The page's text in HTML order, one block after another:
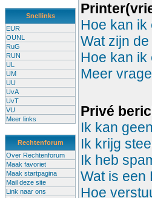
Snellinks
EUR
OUNL
RuG
RUN
UL
UM
UU
UvA
UvT
VU
Meer links
Rechtenforum
Over Rechtenforum
Maak favoriet
Maak startpagina
Mail deze site
Link naar ons
Hoe kan ik
Wat zijn
Hoe kan ik
Meer
Privé
Ik kan
Ik krijg
Ik heb
Wat is een
Hoe